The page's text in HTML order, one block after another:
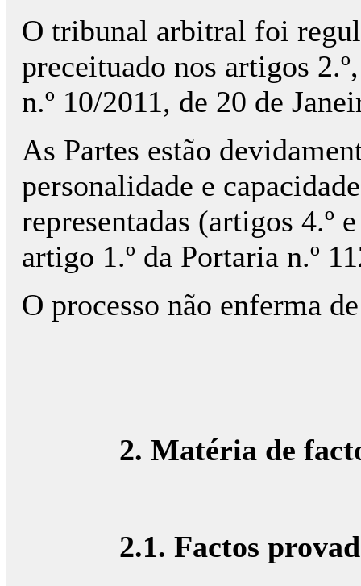
O tribunal arbitral foi
preceituado nos artigos
n.º 10/2011, de 20 de
As Partes estão
personalidade e
representadas (artigos 4.º
artigo 1.º da Portaria n.º
O processo não enferma
2. Matéria de
2.1. Factos